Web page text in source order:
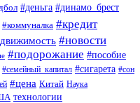
#деньга #динамо_брест
#коммуналка #кредит
#новости
#подорожание #пособие
#семейный_капитал #сигарета #сон
#цена Китай Наука
технологии